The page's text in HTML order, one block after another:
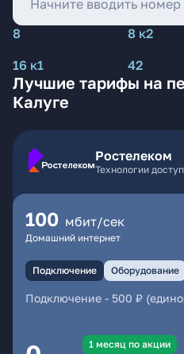
8 8 к2
16 к1
42
Лучшие тарифы на
Калуге
Ростелеком
Технологии
100 мбит/сек
Домашний интернет
Подключение Оборудование
Подключение - 500 ₽
1 месяц по акции